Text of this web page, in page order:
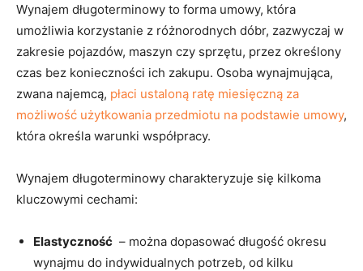
Wynajem długoterminowy‌ to forma umowy,‍ która
umożliwia korzystanie ⁣z różnorodnych dóbr, zazwyczaj​ w
zakresie pojazdów, maszyn czy sprzętu,⁤ przez określony⁢
czas bez konieczności ich zakupu. Osoba wynajmująca,
zwana najemcą, płaci ustaloną ratę ⁢miesięczną za
możliwość użytkowania ⁢przedmiotu ⁤na podstawie umowy,⁤
która określa warunki współpracy.
Wynajem‌ długoterminowy​ charakteryzuje⁢ się kilkoma
‌kluczowymi cechami:
Elastyczność ​ – ‌można dopasować długość okresu
wynajmu ‍do indywidualnych potrzeb, od kilku